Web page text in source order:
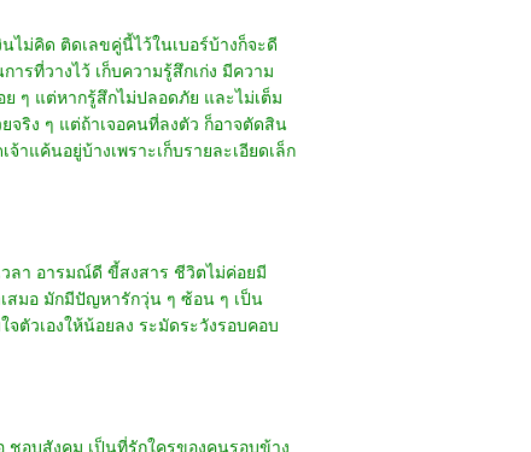
ไม่คิด ติดเลขคู่นี้ไว้ในเบอร์บ้างก็จะดี
รที่วางไว้ เก็บความรู้สึกเก่ง มีความ
ๆ แต่หากรู้สึกไม่ปลอดภัย และไม่เต็ม
จริง ๆ แต่ถ้าเจอคนที่ลงตัว ก็อาจตัดสิน
าแค้นอยู่บ้างเพราะเก็บรายละเอียดเล็ก
ลา อารมณ์ดี ขี้สงสาร ชีวิตไม่ค่อยมี
เสมอ มักมีปัญหารักวุ่น ๆ ซ้อน ๆ เป็น
ตัวเองให้น้อยลง ระมัดระวังรอบคอบ
ชอบสังคม เป็นที่รักใครของคนรอบข้าง